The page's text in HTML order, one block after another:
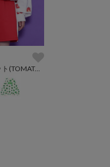
フード総柄スウェット(TOMATO RENNYU FUGU KIWI)